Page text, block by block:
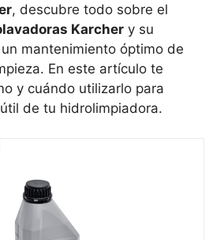
, descubre todo sobre el
Karcher y su
mantenimiento óptimo de
En este artículo te
y cuándo utilizarlo para
de tu hidrolimpiadora.